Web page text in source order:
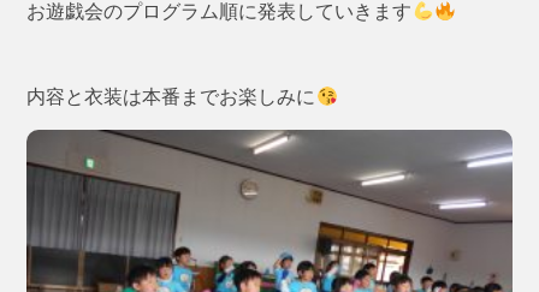
お遊戯会のプログラム順に発表していきます
内容と衣装は本番までお楽しみに